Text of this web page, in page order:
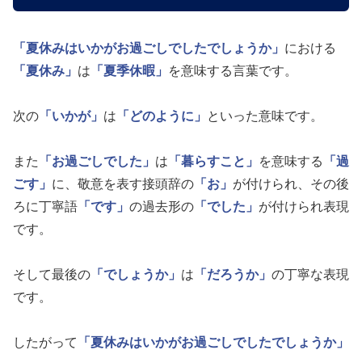
「夏休みはいかがお過ごしでしたでしょうか」 における
「夏休み」 は 「夏季休暇」 を意味する言葉です。
次の 「いかが」 は 「どのように」 といった意味です。
また 「お過ごしでした」 は 「暮らすこと」 を意味する
「過
ごす」 に、敬意を表す接頭辞の 「お」 が付けられ、その後
ろに丁寧語 「です」 の過去形の 「でした」 が付けられ表現
です。
そして最後の 「でしょうか」 は 「だろうか」 の丁寧な表現
です。
したがって 「夏休みはいかがお過ごしでしたでしょうか」